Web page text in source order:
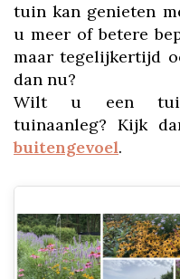
tuin kan genieten
u meer of betere
maar tegelijkertijd
dan nu?
Wilt u een
tuinaanleg? Kijk
buitengevoel.